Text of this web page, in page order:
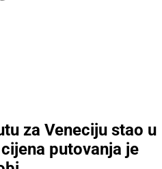
za Veneciju stao u
putovanja je